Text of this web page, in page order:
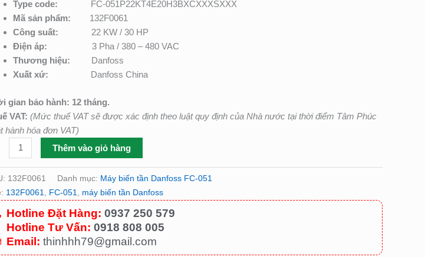
Type code: FC-051P22KT4E20H3BXCXXXSXXX
Mã sản phẩm: 132F0061
Công suất: 22 KW / 30 HP
Điện áp: 3 Pha / 380 – 480 VAC
Thương hiệu: Danfoss
Xuất xứ: Danfoss China
gian bảo hành: 12 tháng.
VAT: (Mức thuế VAT sẽ được xác định theo luật quy định của Nhà nước tại thời điểm Tâm Phúc
hành hóa đơn VAT)
Thêm vào giỏ hàng
132F0061 Danh mục: Máy biến tần Danfoss FC-051
132F0061 FC-051 máy biến tần Danfoss
Hotline Đặt Hàng: 0937 250 579
Hotline Tư Vấn: 0918 808 005
Email: thinhhh79@gmail.com